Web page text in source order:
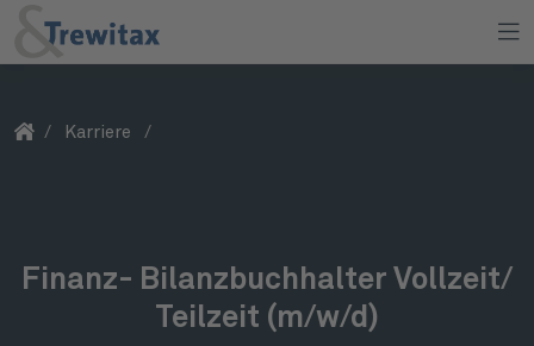
/ Karriere /
Finanz- Bilanzbuchhalter Vollzeit/
Teilzeit (m/w/d)